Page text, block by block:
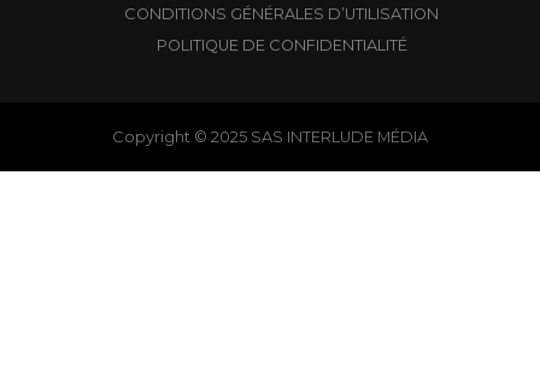
CONDITIONS GÉNÉRALES D’UTILISATION
POLITIQUE DE CONFIDENTIALITÉ
Copyright © 2025 SAS INTERLUDE MÉDIA